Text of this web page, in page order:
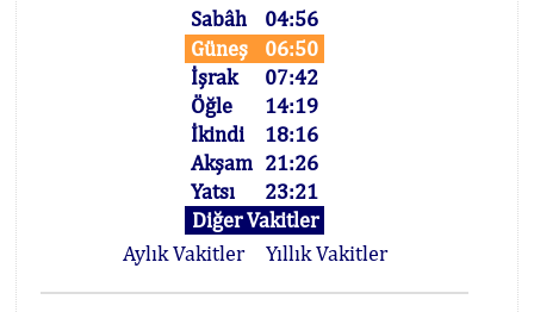
Sabâh
04:56
Güneş
06:50
İşrak
07:42
Öğle
14:19
İkindi
18:16
Akşam 21:26
Yatsı
23:21
Diğer Vakitler
Aylık Vakitler
Yıllık Vakitler